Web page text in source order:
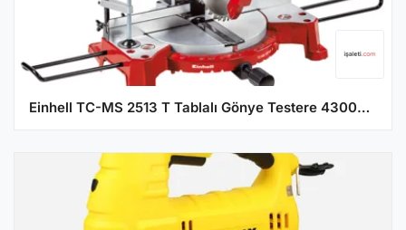
Einhell TC-MS 2513 T Tablalı Gönye Testere 4300345